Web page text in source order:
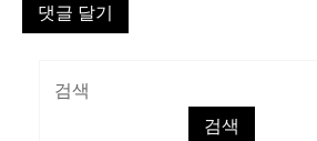
검색
검색